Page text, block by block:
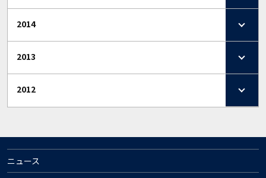
2014
2013
2012
ニュース